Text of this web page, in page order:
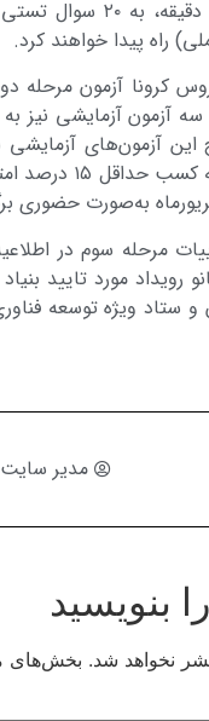
راه پیدا خواهند کرد.
کرونا آزمون مرحله
سه آزمون آزمایشی نیز
داوطلبانی
مرحله سوم در
رویداد مورد تایید
ستاد ویژه توسعه
مدیر سایت
بنویسید
نخواهد شد. بخش‌های